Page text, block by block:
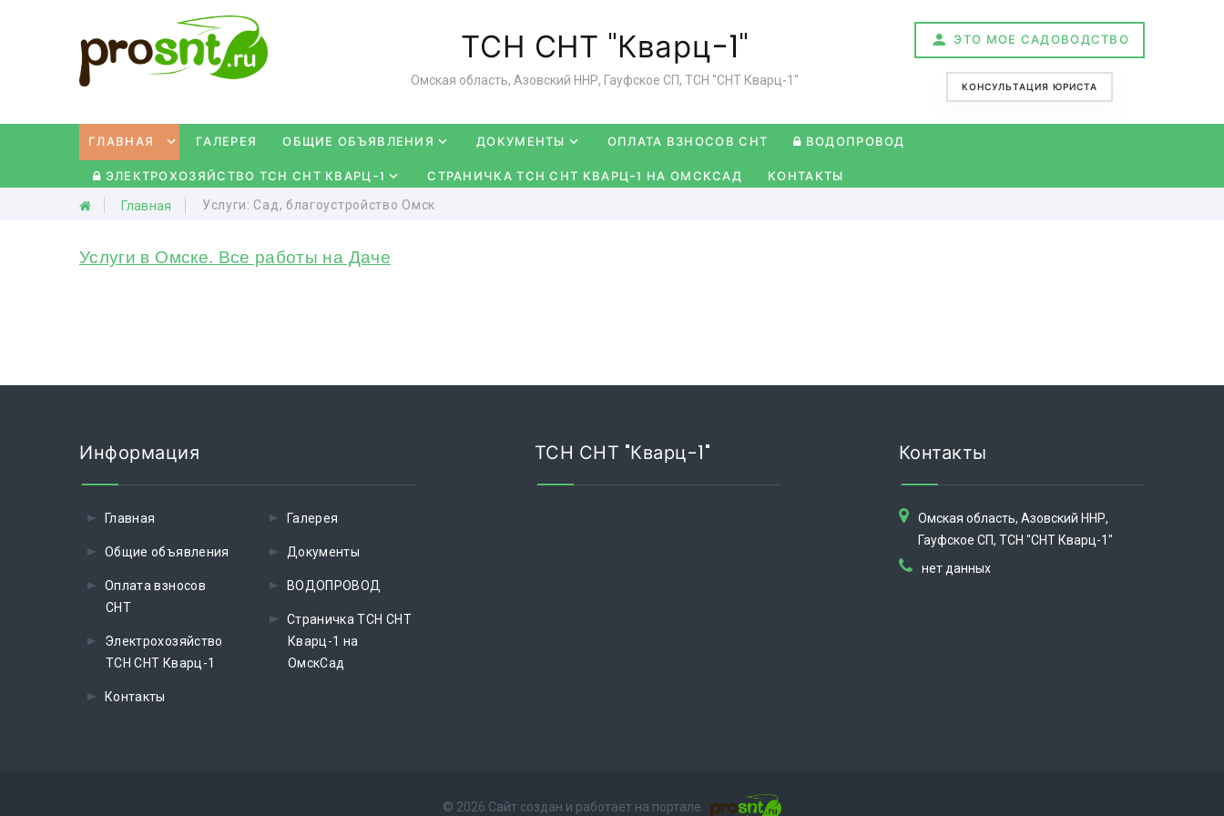
ТСН СНТ "Кварц-1"
Омская область, Азовский ННР, Гауфское СП, ТСН "СНТ Кварц-1"
ЭТО МОЕ САДОВОДСТВО
КОНСУЛЬТАЦИЯ ЮРИСТА
ГЛАВНАЯ ГАЛЕРЕЯ ОБЩИЕ ОБЪЯВЛЕНИЯ ДОКУМЕНТЫ ОПЛАТА ВЗНОСОВ СНТ
ВОДОПРОВОД
ЭЛЕКТРОХОЗЯЙСТВО ТСН СНТ КВАРЦ-1
СТРАНИЧКА ТСН СНТ КВАРЦ-1 НА ОМСКСАД КОНТАКТЫ
Главная Услуги: Сад, благоустройство Омск
Услуги в Омске. Все работы на Даче
Информация
Главная
Общие объявления
Оплата взносов
СНТ
Электрохозяйство
ТСН СНТ Кварц-1
Контакты
Галерея
Документы
ВОДОПРОВОД
Страничка ТСН СНТ
Кварц-1 на
ОмскСад
ТСН СНТ "Кварц-1" Контакты
Омская область, Азовский ННР,
Гауфское СП, ТСН "СНТ Кварц-1"
нет данных
© 2026 Сайт создан и работает на портале